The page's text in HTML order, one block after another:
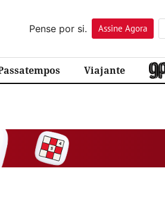
Pense por si.
Assine Agora
Viajante